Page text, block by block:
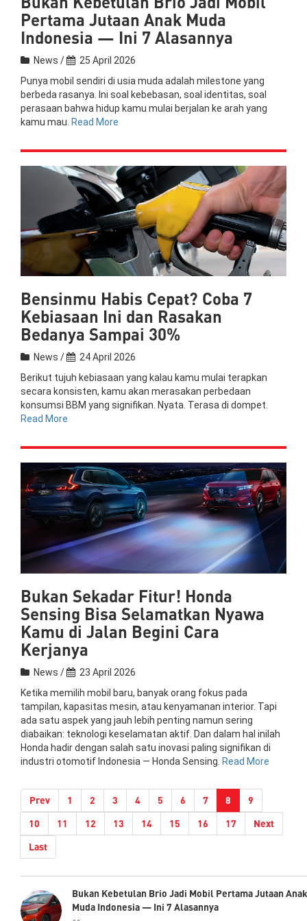
Pertama Jutaan Anak Muda
Indonesia — Ini 7 Alasannya
News /
25 April 2026
Punya mobil sendiri di usia muda adalah milestone yang
berbeda rasanya. Ini soal kebebasan, soal identitas, soal
perasaan bahwa hidup kamu mulai berjalan ke arah yang
kamu mau. Read More
Bensinmu Habis Cepat? Coba 7
Kebiasaan Ini dan Rasakan
Bedanya Sampai 30%
News /
24 April 2026
Berikut tujuh kebiasaan yang kalau kamu mulai terapkan
secara konsisten, kamu akan merasakan perbedaan
konsumsi BBM yang signifikan. Nyata. Terasa di dompet.
Read More
Bukan Sekadar Fitur! Honda
Sensing Bisa Selamatkan Nyawa
Kamu di Jalan Begini Cara
Kerjanya
News /
23 April 2026
Ketika memilih mobil baru, banyak orang fokus pada
tampilan, kapasitas mesin, atau kenyamanan interior. Tapi
ada satu aspek yang jauh lebih penting namun sering
diabaikan: teknologi keselamatan aktif. Dan dalam hal inilah
Honda hadir dengan salah satu inovasi paling signifikan di
industri otomotif Indonesia — Honda Sensing. Read More
Prev 1 2 3 4 5 6 7 8 (current)
9
10
11 12 13 14 15 16 17
Next
Last
Bukan Kebetulan Brio Jadi Mobil Pertama Jutaan Anak
Muda Indonesia — Ini 7 Alasannya